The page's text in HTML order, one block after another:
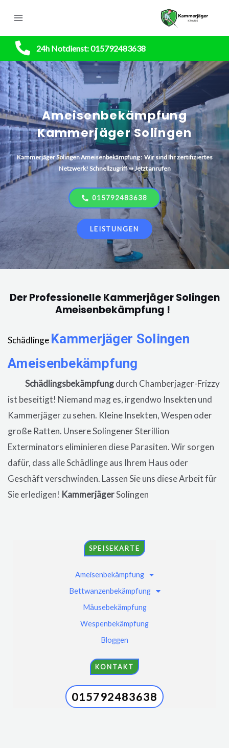
24h Notdienst: 015792483638
Ameisenbekämpfung
Kammerjäger Solingen
KammerjägerSolingenAmeisenbekämpfung : Wir sind Ihr zertifiziertes
Netzwerk! Schnellzugriff ⇒ Jetzt anrufen
015792483638
LEISTUNGEN
SPEISEKARTE
Ameisenbekämpfung
Bettwanzenbekämpfung
Mäusebekämpfung
Wespenbekämpfung
Bloggen
KONTAKT
015792483638
Der Professionelle Kammerjäger Solingen
Ameisenbekämpfung !
Schädlinge Kammerjäger Solingen
Ameisenbekämpfung
Schädlingsbekämpfungdurch Chamberjager-Frizzy
ist beseitigt! Niemand mag es, irgendwo Insekten und
Kammerjäger zu sehen. Kleine Insekten, Wespen oder
große Ratten. UnsereSolingenerSterillion
Exterminators eliminieren diese Parasiten. Wir sorgen
dafür, dass alle Schädlinge aus Ihrem Haus oder
Geschäft verschwinden. Lassen Sie uns diese Arbeit für
Sie erledigen! KammerjägerSolingen